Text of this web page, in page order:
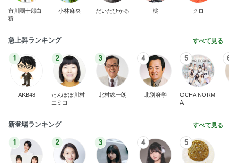
市川團十郎白
猿
小林麻央 だいたひかる 桃 クロ
急上昇ランキング すべて見る
1
AKB48
2
たんぽぽ川村
エミコ
3
北村総一朗
4
北別府学
5
OCHA NORM
A
新登場ランキング すべて見る
1 2 3 4 5